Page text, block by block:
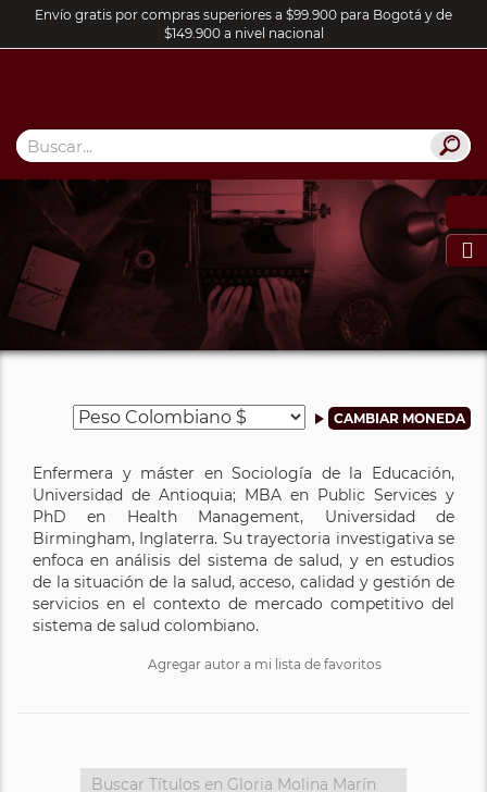
Envío gratis por compras superiores a $99.900 para Bogotá y de
$149.900 a nivel nacional

Enfermera y máster en Sociología de la Educación,
Universidad de Antioquia; MBA en Public Services y
PhD en Health Management, Universidad de
Birmingham, Inglaterra. Su trayectoria investigativa se
enfoca en análisis del sistema de salud, y en estudios
de la situación de la salud, acceso, calidad y gestión de
servicios en el contexto de mercado competitivo del
sistema de salud colombiano.
Agregar autor a mi lista de favoritos